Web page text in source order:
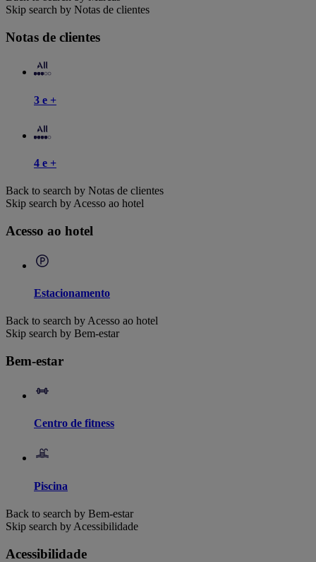
Skip search by Notas de clientes
Notas de clientes
3 e +
4 e +
Back to search by Notas de clientes
Skip search by Acesso ao hotel
Acesso ao hotel
Estacionamento
Back to search by Acesso ao hotel
Skip search by Bem-estar
Bem-estar
Centro de fitness
Piscina
Back to search by Bem-estar
Skip search by Acessibilidade
Acessibilidade